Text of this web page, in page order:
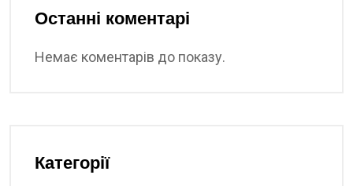
Останні коментарі
Немає коментарів до показу.
Категорії